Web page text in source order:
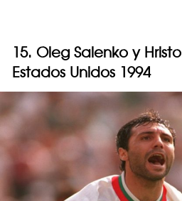
15. Oleg Salenko y
Estados Unidos 1994